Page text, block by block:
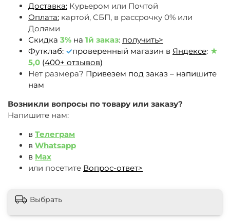
Доставка: Курьером или Почтой
Оплата: картой, СБП, в рассрочку 0% или
Долями
Скидка 3% на 1й заказ: получить>
Футклаб: ✓проверенный магазин в Яндексе: ★
5,0 (400+ отзывов)
Нет размера? Привезем под заказ – напишите
нам
Возникли вопросы по товару или заказу?
Напишите нам:
в Телеграм
в Whatsapp
в Max
или посетите Вопрос-ответ>
Выбрать